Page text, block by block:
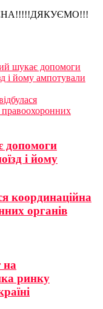
шукає допомоги
і йому ампотували
правоохоронних
допомоги
і йому
координаційна
органів
на
ринку